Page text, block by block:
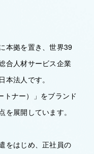
本拠を置き、世界39
合人材サービス企業
本法人です。
トナー）」をブランド
展開しています。
をはじめ、正社員の